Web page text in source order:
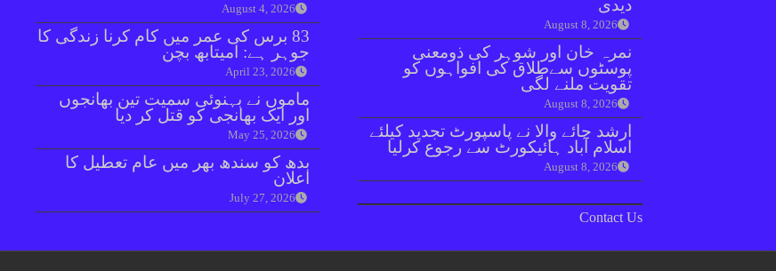
August 4, 2026
83 برس کی عمر میں کام کرنا زندگی کا
جوہر ہے: امیتابھ بچن
April 23, 2026
ماموں نے بہنوئی سمیت تین بھانجوں
اور ایک بھانجی کو قتل کر دیا
May 25, 2026
بدھ کو سندھ بھر میں عام تعطیل کا
اعلان
July 27, 2026
دیدی
August 8, 2026
نمرہ خان اور شوہر کی ذومعنی
پوسٹوں سےطلاق کی افواہوں کو
تقویت ملنے لگی
August 8, 2026
ارشد چائے والا نے پاسپورٹ تجدید کیلئے
اسلام آباد ہائیکورٹ سے رجوع کرلیا
August 8, 2026
Contact Us